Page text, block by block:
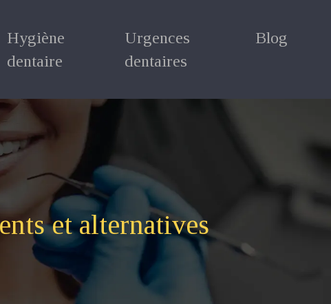
Hygiène
dentaire
Urgences
dentaires
Blog
et alternatives